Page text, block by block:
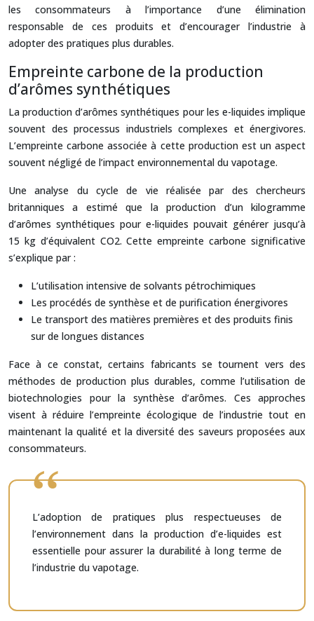
les consommateurs à l’importance d’une élimination
responsable de ces produits et d’encourager l’industrie à
adopter des pratiques plus durables.
Empreinte carbone de la production
d’arômes synthétiques
La production d’arômes synthétiques pour les e-liquides implique
souvent des processus industriels complexes et énergivores.
L’empreinte carbone associée à cette production est un aspect
souvent négligé de l’impact environnemental du vapotage.
Une analyse du cycle de vie réalisée par des chercheurs
britanniques a estimé que la production d’un kilogramme
d’arômes synthétiques pour e-liquides pouvait générer jusqu’à
15 kg d’équivalent CO2. Cette empreinte carbone significative
s’explique par :
L’utilisation intensive de solvants pétrochimiques
Les procédés de synthèse et de purification énergivores
Le transport des matières premières et des produits finis
sur de longues distances
Face à ce constat, certains fabricants se tournent vers des
méthodes de production plus durables, comme l’utilisation de
biotechnologies pour la synthèse d’arômes. Ces approches
visent à réduire l’empreinte écologique de l’industrie tout en
maintenant la qualité et la diversité des saveurs proposées aux
consommateurs.
L’adoption de pratiques plus respectueuses de
l’environnement dans la production d’e-liquides est
essentielle pour assurer la durabilité à long terme de
l’industrie du vapotage.